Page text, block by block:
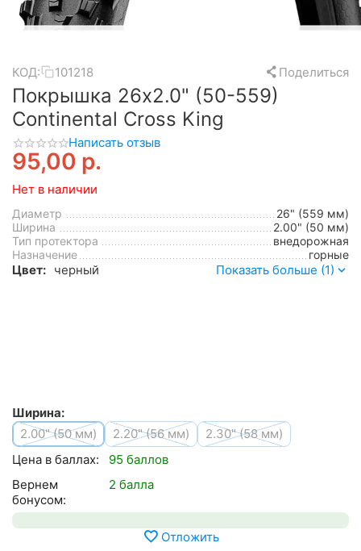
КОД: 101218 Поделиться
Покрышка 26x2.0" (50-559)
Continental Cross King
Написать отзыв
95,00 р.
Нет в наличии
Диаметр
26" (559 мм)
Ширина
2.00" (50 мм)
Тип протектора
внедорожная
Назначение
горные
Цвет: черный Показать больше (1)
Ширина:
2.00" (50 мм)
2.20" (56 мм)
2.30" (58 мм)
Цена в баллах:
95 баллов
Вернем
бонусом:
2 балла
Отложить